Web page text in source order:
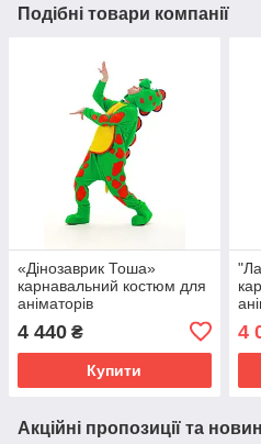
Подібні товари компанії
«Дінозаврик Тоша»
карнавальний костюм для
аніматорів
4 440 ₴
Купити
4
Акційні пропозиції та